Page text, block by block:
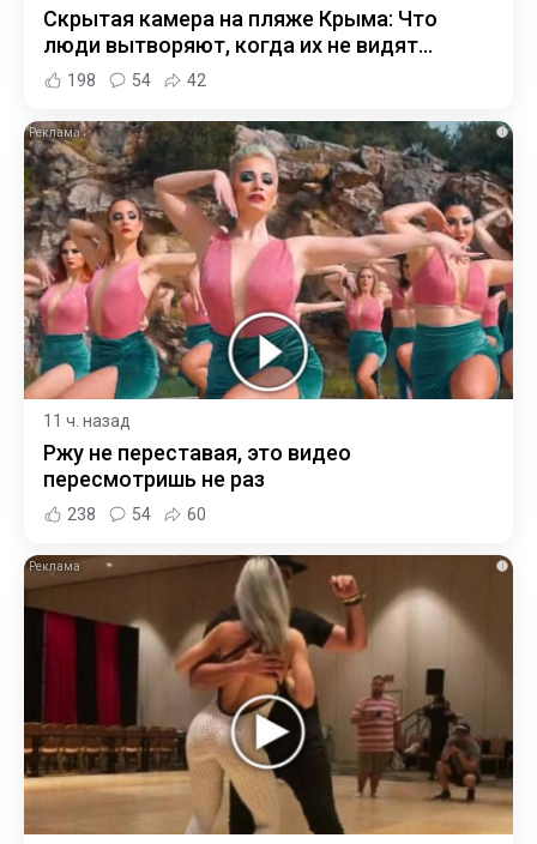
Скрытая камера на пляже Крыма: Что
люди вытворяют, когда их не видят...
198 54 42
i
11 ч. назад
Ржу не переставая, это видео
пересмотришь не раз
238 54 60
i